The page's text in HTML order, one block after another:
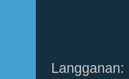
Langganan: